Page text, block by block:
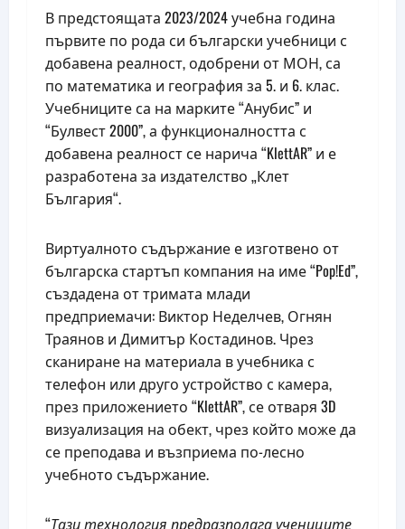
В предстоящата 2023/2024 учебна година
първите по рода си български учебници с
добавена реалност, одобрени от МОН, са
по математика и география за 5. и 6. клас.
Учебниците са на марките “Анубис” и
“Булвест 2000”, а функционалността с
добавена реалност се нарича “KlettAR” и е
разработена за издателство „Клет
България“.
Виртуалното съдържание е изготвено от
българска стартъп компания на име “Pop!Ed”,
създадена от тримата млади
предприемачи: Виктор Неделчев, Огнян
Траянов и Димитър Костадинов. Чрез
сканиране на материала в учебника с
телефон или друго устройство с камера,
през приложението “KlettAR”, се отваря 3D
визуализация на обект, чрез който може да
се преподава и възприема по-лесно
учебното съдържание.
“Тази технология предразполага учениците